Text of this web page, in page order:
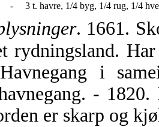
- 3 t. havre, 1/4 byg, 1/4 rug, 1/4
. 1661.
rydningsland.
i
- 1820.
er skarp og